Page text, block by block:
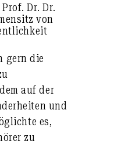
Dr. Dr.
von
gern die
auf der
und
es,
zu